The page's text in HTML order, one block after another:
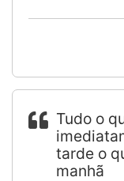
Tudo o
tarde o
manhã